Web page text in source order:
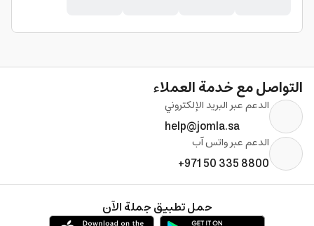
التواصل مع خدمة العملاء
الدعم عبر البريد الإلكتروني
help@jomla.sa
الدعم عبر واتس آب
+971 50 335 8800
حمل تطبيق جملة الآن